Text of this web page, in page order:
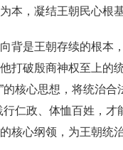
本，凝结王朝民心根
背是王朝存续的根本
打破殷商神权至上的
核心思想，将统治合
行仁政、体恤百姓，才
核心纲领，为王朝统